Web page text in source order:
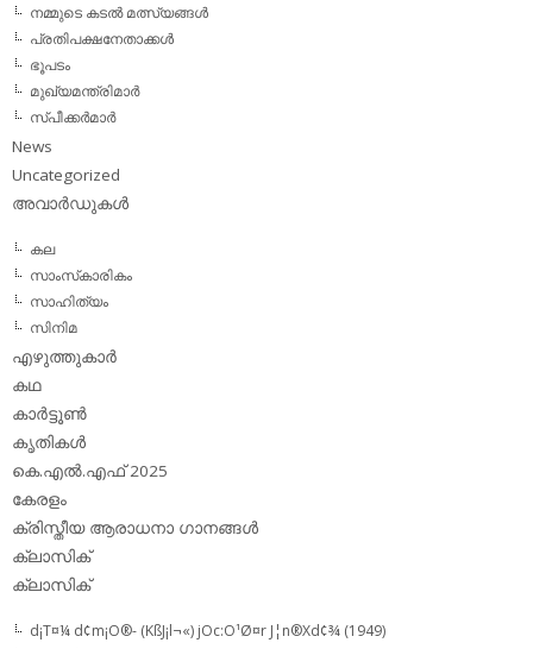
നമ്മുടെ കടല്‍ മത്സ്യങ്ങള്‍
പ്രതിപക്ഷനേതാക്കള്‍
ഭൂപടം
മുഖ്യമന്ത്രിമാര്‍
സ്പീക്കര്‍മാര്‍
News
Uncategorized
അവാര്‍ഡുകള്‍
കല
സാംസ്‌കാരികം
സാഹിത്യം
സിനിമ
എഴുത്തുകാര്‍
കഥ
കാര്‍ട്ടൂണ്‍
കൃതികള്‍
കെ.എല്‍.എഫ് 2025
കേരളം
ക്രിസ്തീയ ആരാധനാ ഗാനങ്ങള്‍
ക്ലാസിക്‌
ക്ലാസിക്
d¡T¤¼ d¢m¡O®- (KßJ¡l¬«) jOc:O¹Ø¤r J¦n®Xd¢¾ (1949)